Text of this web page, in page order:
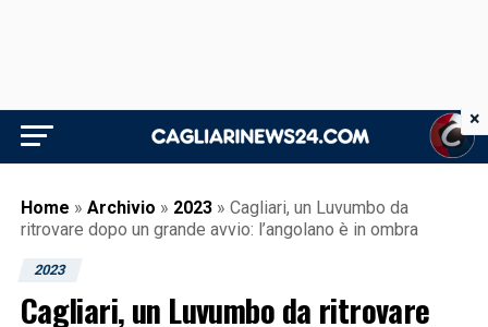
Home » Archivio » 2023 » Cagliari, un Luvumbo da
ritrovare dopo un grande avvio: l’angolano è in ombra
2023
Cagliari, un Luvumbo da ritrovare
×